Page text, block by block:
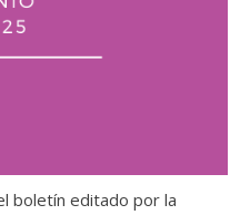
boletín editado por la